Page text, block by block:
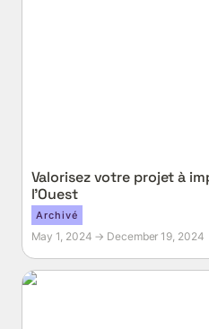
Valorisez votre projet à
l’Ouest
Archivé
May 1, 2024 → December 19, 2024
Lancez votre campagne